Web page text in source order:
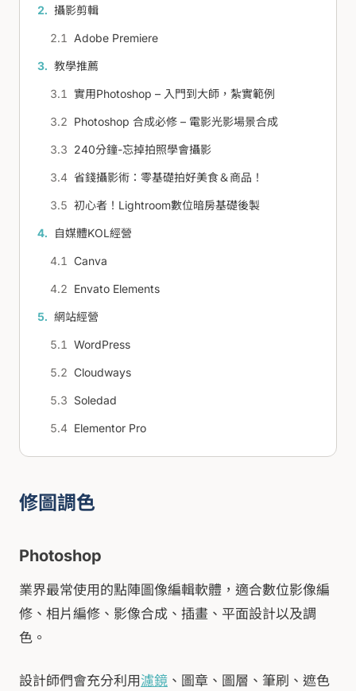
攝影剪輯
Adobe Premiere
教學推薦
實用Photoshop – 入門到大師，紮實範例
Photoshop 合成必修 – 電影光影場景合成
240分鐘-忘掉拍照學會攝影
省錢攝影術：零基礎拍好美食＆商品！
初心者！Lightroom數位暗房基礎後製
自媒體KOL經營
Canva
Envato Elements
網站經營
WordPress
Cloudways
Soledad
Elementor Pro
修圖調色
Photoshop
業界最常使用的點陣圖像編輯軟體，適合數位影像編
修、相片編修、影像合成、插畫、平面設計以及調
色。
設計師們會充分利用 濾鏡 、圖章、圖層、筆刷、遮色